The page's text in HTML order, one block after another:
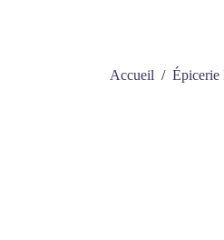
Accueil / Épicerie